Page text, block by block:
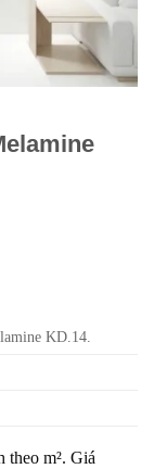
KD.14.
theo m². Giá